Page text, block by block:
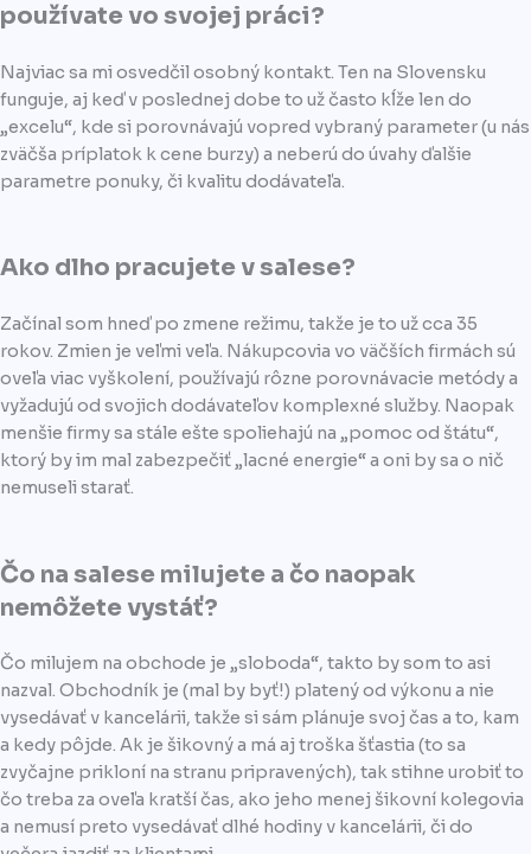
používate vo svojej práci?
Najviac sa mi osvedčil osobný kontakt. Ten na Slovensku
funguje, aj keď v poslednej dobe to už často kĺže len do
„excelu“, kde si porovnávajú vopred vybraný parameter (u nás
zväčša príplatok k cene burzy) a neberú do úvahy ďalšie
parametre ponuky, či kvalitu dodávateľa.
Ako dlho pracujete v salese?
Začínal som hneď po zmene režimu, takže je to už cca 35
rokov. Zmien je veľmi veľa. Nákupcovia vo väčších firmách sú
oveľa viac vyškolení, používajú rôzne porovnávacie metódy a
vyžadujú od svojich dodávateľov komplexné služby. Naopak
menšie firmy sa stále ešte spoliehajú na „pomoc od štátu“,
ktorý by im mal zabezpečiť „lacné energie“ a oni by sa o nič
nemuseli starať.
Čo na salese milujete a čo naopak
nemôžete vystáť?
Čo milujem na obchode je „sloboda“, takto by som to asi
nazval. Obchodník je (mal by byť!) platený od výkonu a nie
vysedávať v kancelárii, takže si sám plánuje svoj čas a to, kam
a kedy pôjde. Ak je šikovný a má aj troška šťastia (to sa
zvyčajne prikloní na stranu pripravených), tak stihne urobiť to
čo treba za oveľa kratší čas, ako jeho menej šikovní kolegovia
a nemusí preto vysedávať dlhé hodiny v kancelárii, či do